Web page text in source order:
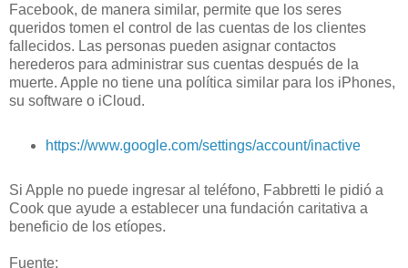
Facebook, de manera similar, permite que los seres
queridos tomen el control de las cuentas de los clientes
fallecidos. Las personas pueden asignar contactos
herederos para administrar sus cuentas después de la
muerte. Apple no tiene una política similar para los iPhones,
su software o iCloud.
https://www.google.com/settings/account/inactive
Si Apple no puede ingresar al teléfono, Fabbretti le pidió a
Cook que ayude a establecer una fundación caritativa a
beneficio de los etíopes.
Fuente: